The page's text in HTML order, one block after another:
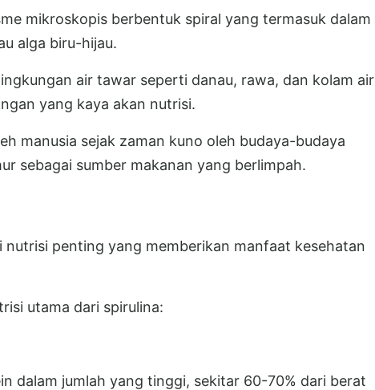
mikroskopis berbentuk spiral yang termasuk dalam
alga biru-hijau.
air tawar seperti danau, rawa, dan kolam air
yang kaya akan nutrisi.
manusia sejak zaman kuno oleh budaya-budaya
sebagai sumber makanan yang berlimpah.
nutrisi penting yang memberikan manfaat kesehatan
utama dari spirulina:
dalam jumlah yang tinggi, sekitar 60-70% dari berat